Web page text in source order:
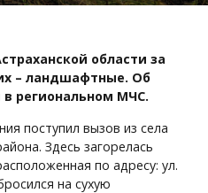
области за
– ландшафтные. Об
региональном МЧС.
поступил вызов из села
Здесь загорелась
по адресу: ул.
на сухую